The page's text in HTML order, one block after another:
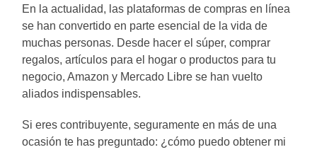
En la actualidad, las plataformas de compras en línea
se han convertido en parte esencial de la vida de
muchas personas. Desde hacer el súper, comprar
regalos, artículos para el hogar o productos para tu
negocio, Amazon y Mercado Libre se han vuelto
aliados indispensables.
Si eres contribuyente, seguramente en más de una
ocasión te has preguntado: ¿cómo puedo obtener mi